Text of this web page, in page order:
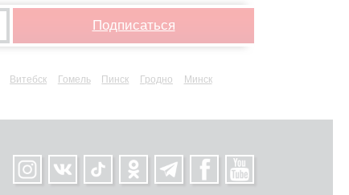
Подписаться
Витебск Гомель Пинск Гродно Минск